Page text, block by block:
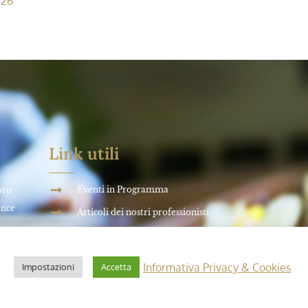
Link utili
Eventi in Programma
Articoli dei nostri professionisti
Contattaci
Impostazioni Accetta Informativa Privacy & Cookies